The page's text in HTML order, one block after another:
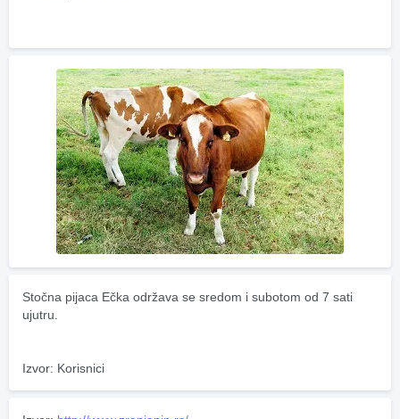
Stočna pijaca Ečka održava se sredom i subotom od 7 sati
ujutru.
Izvor: Korisnici